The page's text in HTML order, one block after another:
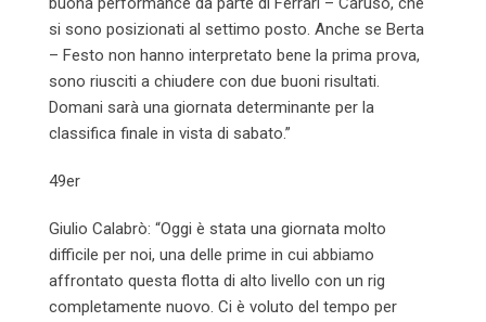
si sono posizionati al settimo posto. Anche se Berta
– Festo non hanno interpretato bene la prima prova,
sono riusciti a chiudere con due buoni risultati.
Domani sarà una giornata determinante per la
classifica finale in vista di sabato.”
49er
Giulio Calabrò: “Oggi è stata una giornata molto
difficile per noi, una delle prime in cui abbiamo
affrontato questa flotta di alto livello con un rig
completamente nuovo. Ci è voluto del tempo per